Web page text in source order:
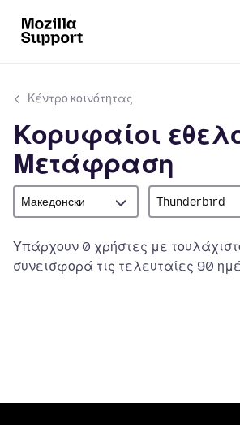
Κέντρο κοινότητας
Κορυφαίοι
Μετάφραση
Македонски Thunderbird
Υπάρχουν 0 χρήστες με
συνεισφορά τις τελευταίες 90